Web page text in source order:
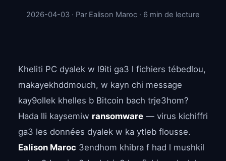
2026-04-03 · Par Ealison Maroc · 6 min de lecture
Kheliti PC dyalek w l9iti ga3 l fichiers tébedlou,
makayekhddmouch, w kayn chi message
kay9ollek khelles b Bitcoin bach trje3hom?
Hada lli kaysemiw ransomware — virus kichiffri
ga3 les données dyalek w ka ytleb flousse.
Ealison Maroc 3endhom khibra f had l mushkil